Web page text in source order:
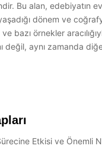
Bu alan, edebiyatın
dönem ve
bazı örnekler
değil, aynı zamanda
Etkisi ve